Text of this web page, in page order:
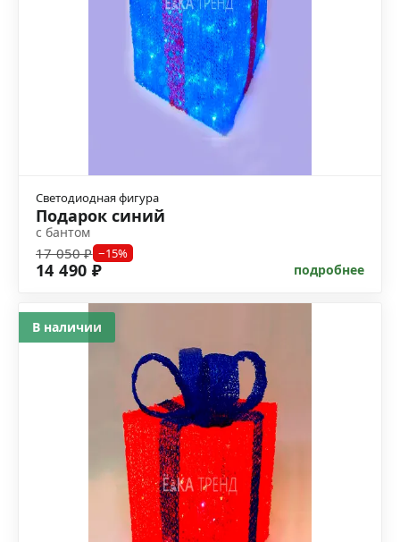
Светодиодная фигура
Подарок синий
с бантом
17 050 ₽ −15%
14 490 ₽ подробнее
В наличии